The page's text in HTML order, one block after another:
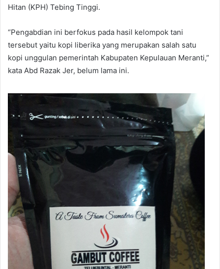
Hitan (KPH) Tebing Tinggi.
“Pengabdian ini berfokus pada hasil kelompok tani
tersebut yaitu kopi liberika yang merupakan salah satu
kopi unggulan pemerintah Kabupaten Kepulauan Meranti,”
kata Abd Razak Jer, belum lama ini.